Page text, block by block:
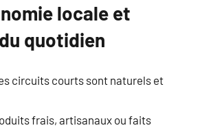
locale et
quotidien
circuits courts sont naturels et
frais, artisanaux ou faits